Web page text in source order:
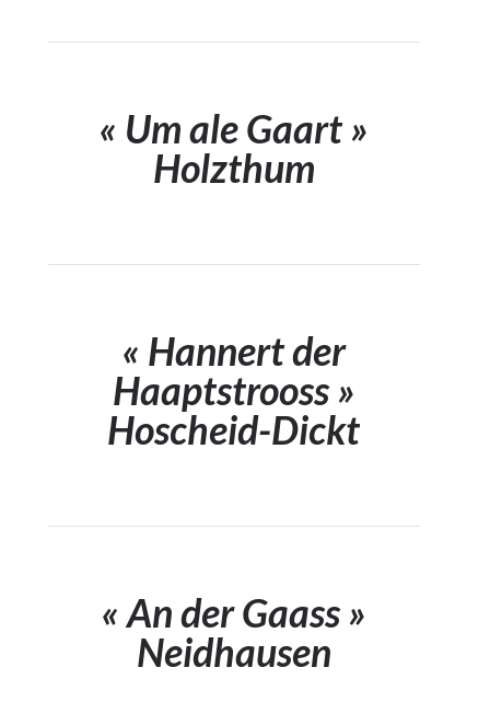
« Um ale Gaart »
Holzthum
« Hannert der
Haaptstrooss »
Hoscheid-Dickt
« An der Gaass »
Neidhausen